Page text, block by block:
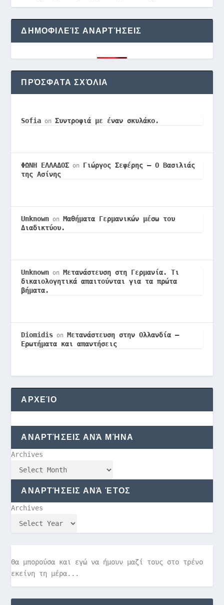
ΔΗΜΟΦΙΛΕΊΣ ΑΝΑΡΤΉΣΕΙΣ
ΠΡΌΣΦΑΤΑ ΣΧΌΛΙΑ
Sofia onΣυντροφιά με έναν σκυλάκο.
ΦΩΝΗ ΕΛΛΑΔΟΣ on Γιώργος Σεφέρης – Ο Βασιλιάς
της Ασίνης
Unknown on Μαθήματα Γερμανικών μέσω του
Διαδικτύου.
Unknown on Μετανάστευση στη Γερμανία. Τι
δικαιολογητικά απαιτούνται για τα πρώτα
βήματα.
Diomidis on Μετανάστευση στην Ολλανδία –
Ερωτήματα και απαντήσεις
ΑΡΧΕΊΟ
ΑΝΑΡΤΉΣΕΙΣ ΑΝΆ ΜΉΝΑ
Archives
ΑΝΑΡΤΉΣΕΙΣ ΑΝΆ ΈΤΟΣ
Archives
Θα μπορούσα και εγώ να ήμουν μαζί τους στο τρένο
εκείνη τη μέρα...